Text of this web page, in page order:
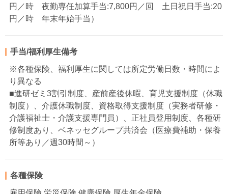
円／時 夜勤専任加算手当:7,800円／回 土日祝日手当:20
円／時 年末年始手当）
手当/福利厚生備考
※各種保険、福利厚生に関しては所定労働日数・時間によ
り異なる
■進研ゼミ3割引制度、産前産後休暇、育児支援制度（休職
制度）、介護休職制度、資格取得支援制度（実務者研修・
介護福祉士・介護支援専門員）、正社員登用制度、各種研
修制度あり、ベネッセグループ共済会（医療費補助・保養
所等あり／週30時間～）
各種保険